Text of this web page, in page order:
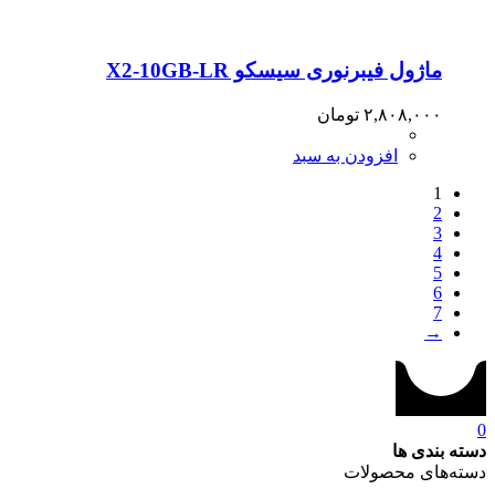
ماژول فیبرنوری سیسکو X2-10GB-LR
۲,۸۰۸,۰۰۰ تومان
افزودن به سبد
1
2
3
4
5
6
7
→
0
دسته بندی ها
دسته‌های محصولات